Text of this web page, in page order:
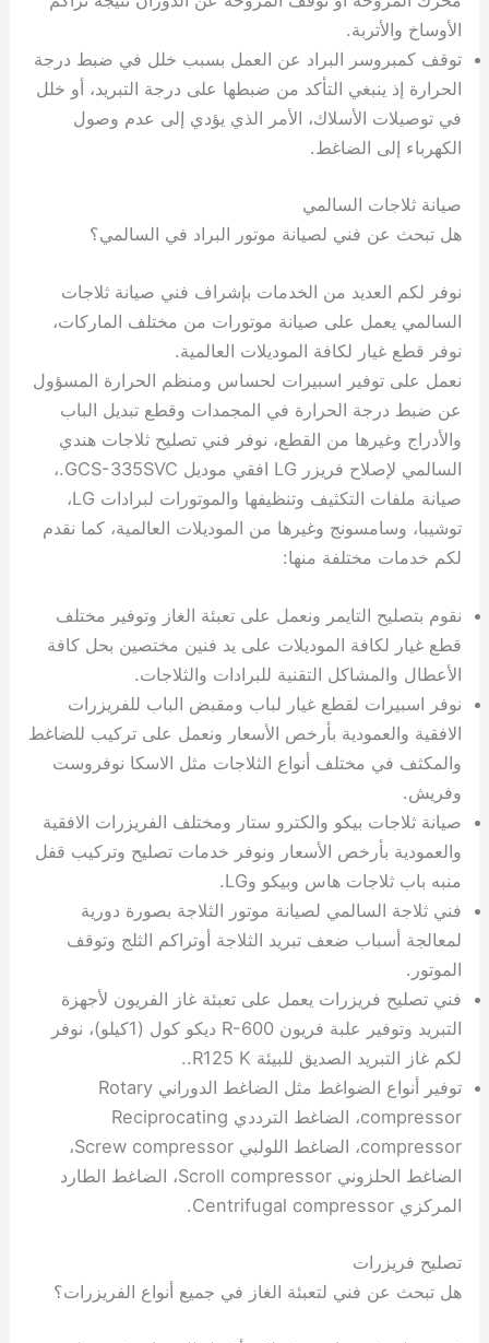
الأوساخ والأتربة.
توقف كمبروسر البراد عن العمل بسبب خلل في ضبط درجة
الحرارة إذ ينبغي التأكد من ضبطها على درجة التبريد، أو خلل
في توصيلات الأسلاك، الأمر الذي يؤدي إلى عدم وصول
الكهرباء إلى الضاغط.
صيانة ثلاجات السالمي
هل تبحث عن فني لصيانة موتور البراد في السالمي؟
نوفر لكم العديد من الخدمات بإشراف فني صيانة ثلاجات
السالمي يعمل على صيانة موتورات من مختلف الماركات،
نوفر قطع غيار لكافة الموديلات العالمية.
نعمل على توفير اسبيرات لحساس ومنظم الحرارة المسؤول
عن ضبط درجة الحرارة في المجمدات وقطع تبديل الباب
والأدراج وغيرها من القطع، نوفر فني تصليح ثلاجات هندي
السالمي لإصلاح فريزر LG افقي موديل GCS-335SVC.،
صيانة ملفات التكثيف وتنظيفها والموتورات لبرادات LG،
توشيبا، وسامسونج وغيرها من الموديلات العالمية، كما نقدم
لكم خدمات مختلفة منها:
نقوم بتصليح التايمر ونعمل على تعبئة الغاز وتوفير مختلف
قطع غيار لكافة الموديلات على يد فنين مختصين بحل كافة
الأعطال والمشاكل التقنية للبرادات والثلاجات.
نوفر اسبيرات لقطع غيار لباب ومقبض الباب للفريزرات
الافقية والعمودية بأرخص الأسعار ونعمل على تركيب للضاغط
والمكثف في مختلف أنواع الثلاجات مثل الاسكا نوفروست
وفريش.
صيانة ثلاجات بيكو والكترو ستار ومختلف الفريزرات الافقية
والعمودية بأرخص الأسعار ونوفر خدمات تصليح وتركيب قفل
منبه باب ثلاجات هاس وبيكو وLG.
فني ثلاجة السالمي لصيانة موتور الثلاجة بصورة دورية
لمعالجة أسباب ضعف تبريد الثلاجة أوتراكم الثلج وتوقف
الموتور.
فني تصليح فريزرات يعمل على تعبئة غاز الفريون لأجهزة
التبريد وتوفير علبة فريون R-600 ديكو كول (1كيلو)، نوفر
لكم غاز التبريد الصديق للبيئة R125 K..
توفير أنواع الضواغط مثل الضاغط الدوراني Rotary
compressor، الضاغط الترددي Reciprocating
compressor، الضاغط اللولبي Screw compressor،
الضاغط الحلزوني Scroll compressor، الضاغط الطارد
المركزي Centrifugal compressor.
تصليح فريزرات
هل تبحث عن فني لتعبئة الغاز في جميع أنواع الفريزرات؟